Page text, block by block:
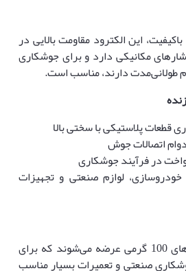
این الکترود مقاومت بالایی در
مکانیکی دارد و برای جوشکاری
طولانی‌مدت دارند، مناسب است.
قطعات پلاستیکی با سختی بالا
اتصالات جوش
در فرآیند جوشکاری
لوازم صنعتی و تجهیزات
این الکترودها در بسته‌های 100 گرمی عرضه می‌شوند که برای
صنعتی و تعمیرات بسیار مناسب